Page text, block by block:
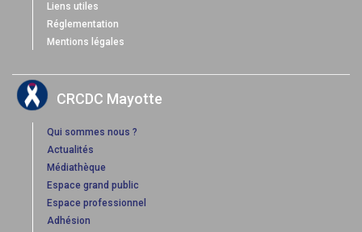
Liens utiles
Réglementation
Mentions légales
CRCDC Mayotte
Qui sommes nous ?
Actualités
Médiathèque
Espace grand public
Espace professionnel
Adhésion